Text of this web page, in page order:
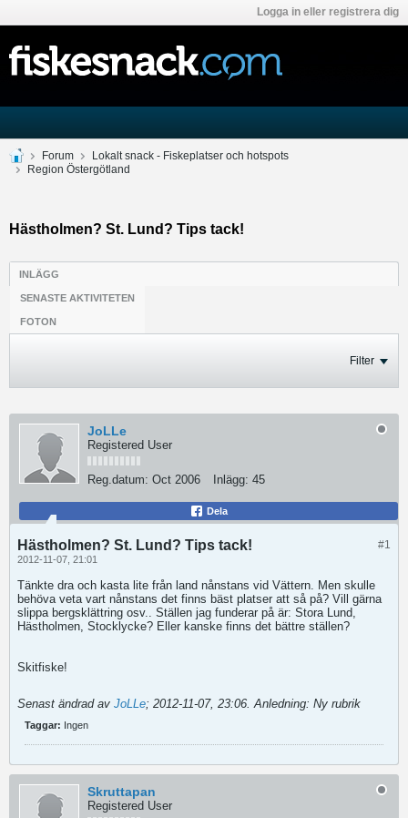
Logga in eller registrera dig
Forum
Lokalt snack - Fiskeplatser och hotspots
Region Östergötland
Hästholmen? St. Lund? Tips tack!
INLÄGG
SENASTE AKTIVITETEN
FOTON
Filter
JoLLe
Registered User
Reg.datum: Oct 2006 Inlägg: 45
Dela
#1
Hästholmen? St. Lund? Tips tack!
2012-11-07, 21:01
Tänkte dra och kasta lite från land nånstans vid Vättern. Men skulle
behöva veta vart nånstans det finns bäst platser att så på? Vill gärna
slippa bergsklättring osv.. Ställen jag funderar på är: Stora Lund,
Hästholmen, Stocklycke? Eller kanske finns det bättre ställen?
Skitfiske!
Senast ändrad av JoLLe; 2012-11-07, 23:06.Anledning: Ny rubrik
Taggar: Ingen
Skruttapan
Registered User